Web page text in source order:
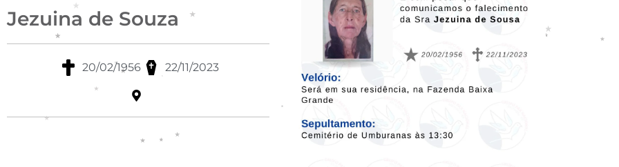
Jezuina de Souza
20/02/1956 22/11/2023